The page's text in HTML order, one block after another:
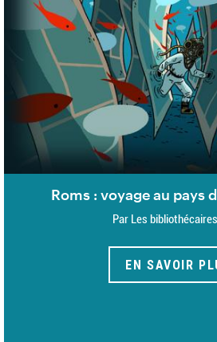
Roms : voyage au pays
Par Les
EN SAVOIR